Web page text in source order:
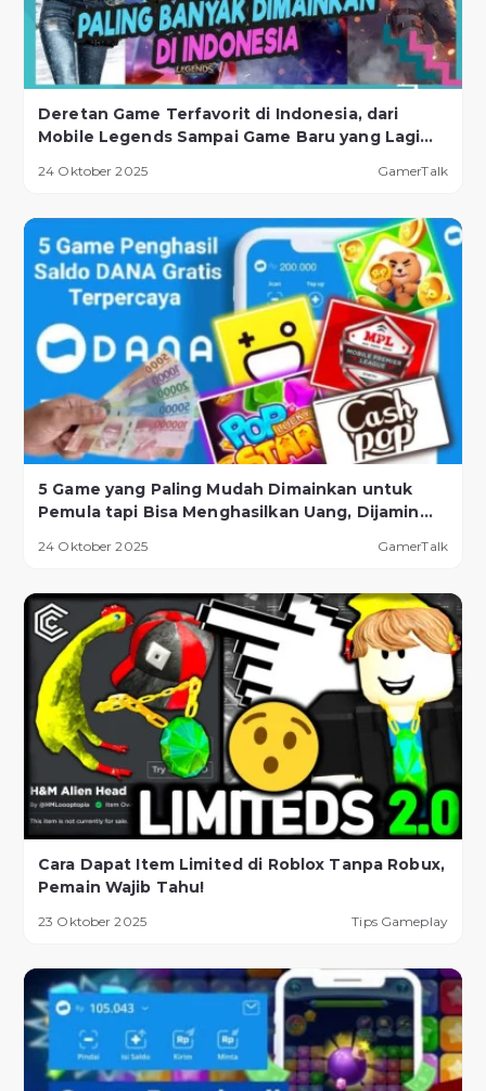
Deretan Game Terfavorit di Indonesia, dari
Mobile Legends Sampai Game Baru yang Lagi
24 Oktober 2025 GamerTalk
5 Game yang Paling Mudah Dimainkan untuk
Pemula tapi Bisa Menghasilkan Uang, Dijamin
24 Oktober 2025 GamerTalk
Cara Dapat Item Limited di Roblox Tanpa Robux,
Pemain Wajib Tahu!
23 Oktober 2025 Tips Gameplay